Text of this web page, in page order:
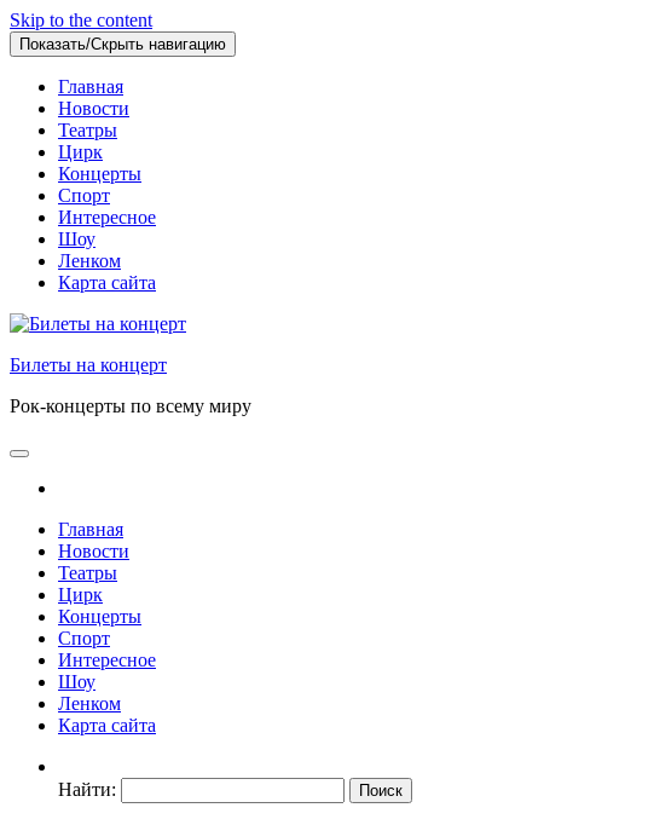
Skip to the content
Показать/Скрыть навигацию
Главная
Новости
Театры
Цирк
Концерты
Спорт
Интересное
Шоу
Ленком
Карта сайта
Билеты на концерт
Рок-концерты по всему миру
Главная
Новости
Театры
Цирк
Концерты
Спорт
Интересное
Шоу
Ленком
Карта сайта
Найти: